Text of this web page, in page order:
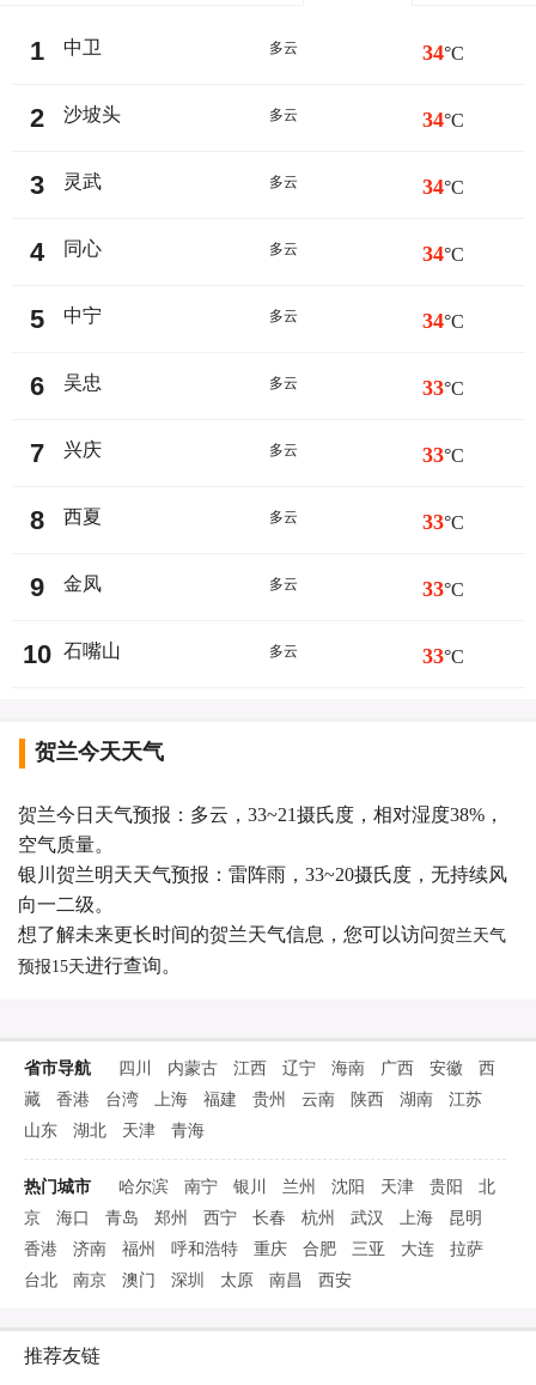
1 中卫 多云 34°C
2 沙坡头 多云 34°C
3 灵武 多云 34°C
4 同心 多云 34°C
5 中宁 多云 34°C
6 吴忠 多云 33°C
7 兴庆 多云 33°C
8 西夏 多云 33°C
9 金凤 多云 33°C
10 石嘴山 多云 33°C
贺兰今天天气
贺兰今日天气预报：多云，33~21摄氏度，相对湿度38%，
空气质量。
银川贺兰明天天气预报：雷阵雨，33~20摄氏度，无持续风
向一二级。
想了解未来更长时间的贺兰天气信息，您可以访问贺兰天气
预报15天进行查询。
省市导航 四川 内蒙古 江西 辽宁 海南 广西 安徽
西
藏
香港 台湾 上海 福建 贵州 云南 陕西 湖南
江苏
山东
湖北 天津 青海
热门城市 哈尔滨 南宁 银川 兰州 沈阳 天津 贵阳
北
京
海口 青岛 郑州 西宁 长春 杭州 武汉 上海
昆明
香港
济南 福州 呼和浩特 重庆 合肥 三亚 大连
拉萨
台北
南京 澳门 深圳 太原 南昌 西安
推荐友链